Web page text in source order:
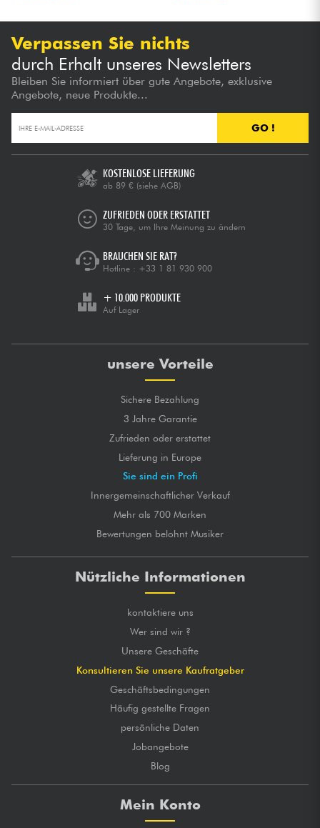
Verpassen Sie nichts
durch Erhalt unseres Newsletters
Bleiben Sie informiert über gute Angebote, exklusive
Angebote, neue Produkte...
GO !
KOSTENLOSE LIEFERUNG
ab 89 € (siehe AGB)
ZUFRIEDEN ODER ERSTATTET
30 Tage, um Ihre Meinung zu ändern
BRAUCHEN SIE RAT?
Hotline : +33 1 81 930 900
+ 10.000 PRODUKTE
Auf Lager
unsere Vorteile
Sichere Bezahlung
3 Jahre Garantie
Zufrieden oder erstattet
Lieferung in Europe
Sie sind ein Profi
Innergemeinschaftlicher Verkauf
Mehr als 700 Marken
Bewertungen belohnt Musiker
Nützliche Informationen
kontaktiere uns
Wer sind wir ?
Unsere Geschäfte
Konsultieren Sie unsere Kaufratgeber
Geschäftsbedingungen
Häufig gestellte Fragen
persönliche Daten
Jobangebote
Blog
Mein Konto